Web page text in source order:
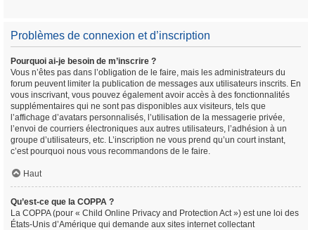
Problèmes de connexion et d’inscription
Pourquoi ai-je besoin de m’inscrire ?
Vous n’êtes pas dans l’obligation de le faire, mais les administrateurs du
forum peuvent limiter la publication de messages aux utilisateurs inscrits. En
vous inscrivant, vous pouvez également avoir accès à des fonctionnalités
supplémentaires qui ne sont pas disponibles aux visiteurs, tels que
l’affichage d’avatars personnalisés, l’utilisation de la messagerie privée,
l’envoi de courriers électroniques aux autres utilisateurs, l’adhésion à un
groupe d’utilisateurs, etc. L’inscription ne vous prend qu’un court instant,
c’est pourquoi nous vous recommandons de le faire.
Haut
Qu’est-ce que la COPPA ?
La COPPA (pour « Child Online Privacy and Protection Act ») est une loi des
États-Unis d’Amérique qui demande aux sites internet collectant